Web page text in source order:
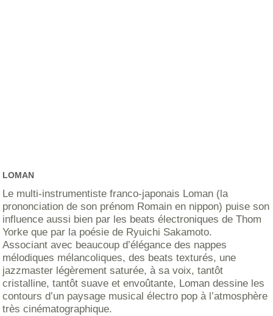
LOMAN
Le multi-instrumentiste franco-japonais Loman (la
prononciation de son prénom Romain en nippon) puise son
influence aussi bien par les beats électroniques de Thom
Yorke que par la poésie de Ryuichi Sakamoto.
Associant avec beaucoup d’élégance des nappes
mélodiques mélancoliques, des beats texturés, une
jazzmaster légèrement saturée, à sa voix, tantôt
cristalline, tantôt suave et envoûtante, Loman dessine les
contours d’un paysage musical électro pop à l’atmosphère
très cinématographique.